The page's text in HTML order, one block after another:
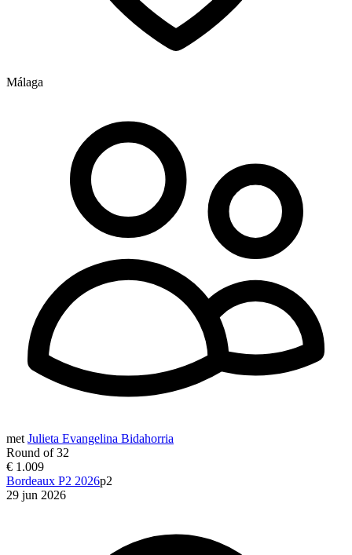
Málaga
met Julieta Evangelina Bidahorria
Round of 32
€ 1.009
Bordeaux P2 2026p2
29 jun 2026